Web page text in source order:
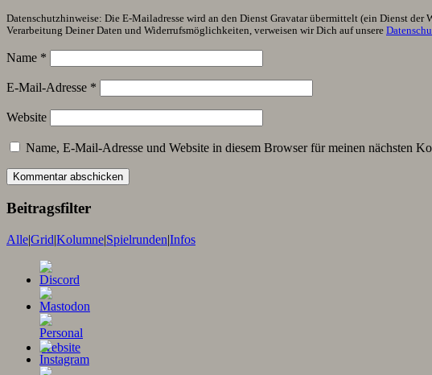
Datenschutzhinweise: Die E-Mailadresse wird an den Dienst Gravatar übermittelt (ein Dienst
Verarbeitung Deiner Daten und Widerrufsmöglichkeiten, verweisen wir Dich auf unsere
Name *
E-Mail-Adresse *
Website
Name, E-Mail-Adresse und Website in diesem Browser für meinen nächsten
Beitragsfilter
Alle|Grid|Kolumne|Spielrunden|Infos